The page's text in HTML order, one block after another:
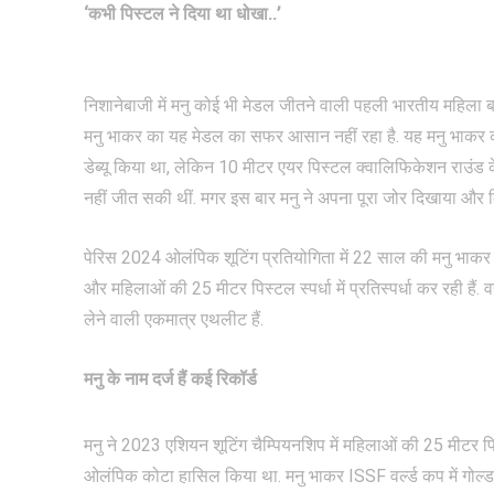
‘कभी पिस्टल ने दिया था धोखा..’
निशानेबाजी में मनु कोई भी मेडल जीतने वाली पहली भारतीय
मनु भाकर का यह मेडल का सफर आसान नहीं रहा है. यह मनु भाकर
डेब्यू किया था, लेकिन 10 मीटर एयर पिस्टल क्वालिफिकेशन राउंड
नहीं जीत सकी थीं. मगर इस बार मनु ने अपना पूरा जोर दिखाया और
पेरिस 2024 ओलंपिक शूटिंग प्रतियोगिता में 22 साल की मनु
और महिलाओं की 25 मीटर पिस्टल स्पर्धा में प्रतिस्पर्धा कर रही
लेने वाली एकमात्र एथलीट हैं.
मनु के नाम दर्ज हैं कई रिकॉर्ड
मनु ने 2023 एशियन शूटिंग चैम्पियनशिप में महिलाओं की 25 मीटर
ओलंपिक कोटा हासिल किया था. मनु भाकर ISSF वर्ल्ड कप में